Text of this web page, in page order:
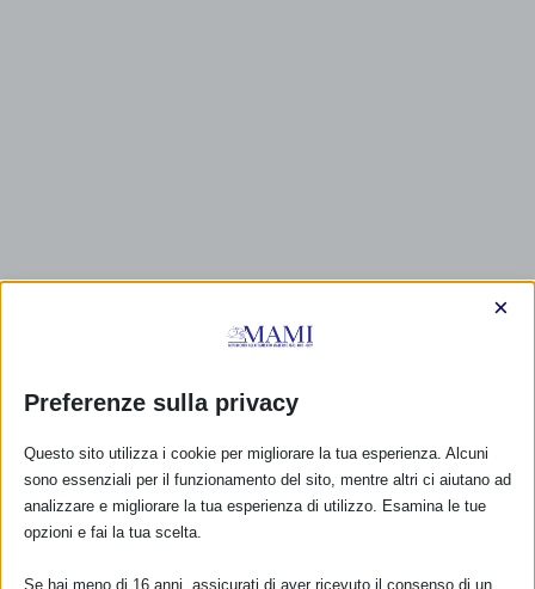
CALENDARIO EVENTI
Non ci sono eventi
TUTTI GLI EVENTI
GRAVIDANZA
Preferenze sulla privacy
×
Questo sito utilizza i cookie per migliorare la tua esperienza. Alcuni
sono essenziali per il funzionamento del sito, mentre altri ci aiutano ad
analizzare e migliorare la tua esperienza di utilizzo. Esamina le tue
opzioni e fai la tua scelta.
Se hai meno di 16 anni, assicurati di aver ricevuto il consenso di un